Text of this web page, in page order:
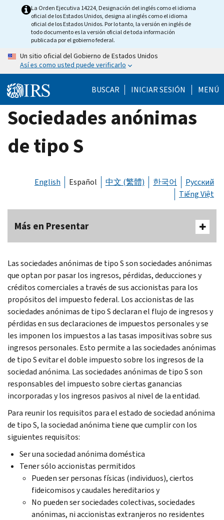
La Orden Ejecutiva 14224, Designación del inglés como el idioma
oficial de los Estados Unidos, designa al inglés como el idioma
oficial de los Estados Unidos. Por lo tanto, la versión en inglés de
todo documento es la versión oficial de toda información
publicada por el gobierno federal.
Un sitio oficial del Gobierno de Estados Unidos
Así es como usted puede verificarlo
BUSCAR INICIAR SESIÓN MENÚ
Sociedades anónimas
de tipo S
English Español 中文 (繁體) 한국어
Русский
Tiếng Việt
Más en Presentar
Las sociedades anónimas de tipo S son sociedades anónimas
que optan por pasar los ingresos, pérdidas, deducciones y
créditos comerciales a través de sus accionistas para los
propósitos del impuesto federal. Los accionistas de las
sociedades anónimas de tipo S declaran el flujo de ingresos y
pérdidas en sus declaraciones de impuestos personales y se
les imponen los impuestos a las tasas impositivas sobre sus
ingresos personales. Esto permite a las sociedades anónimas
de tipo S evitar el doble impuesto sobre los ingresos de la
sociedad anónima. Las sociedades anónimas de tipo S son
responsables del impuesto sobre ciertas ganancias
incorporadas y los ingresos pasivos al nivel de la entidad.
Para reunir los requisitos para el estado de sociedad anónima
de tipo S, la sociedad anónima tiene que cumplir con los
siguientes requisitos:
Ser una sociedad anónima doméstica
Tener sólo accionistas permitidos
Pueden ser personas físicas (individuos), ciertos
fideicomisos y caudales hereditarios y
No pueden ser sociedades colectivas, sociedades
anónimas, ni accionistas extranjeros no residentes